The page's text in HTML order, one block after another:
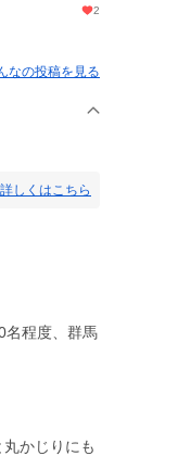
2
なの投稿を見る
詳しくはこちら
名程度、群馬
かじりにも